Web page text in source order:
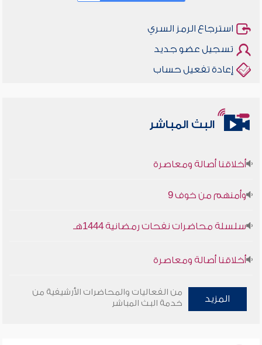
استرجاع الرمز السري
تسجيل عضو جديد
إعادة تفعيل حساب
البث المباشر
أخلاقنا أصالة ومعاصرة
وأمنهم من خوف 9
سلسلة محاضرات نفحات رمضانية 1444هـ
أخلاقنا أصالة ومعاصرة
وأمنهم من خوف 9
المزيد
من الفعاليات والمحاضرات الأرشيفية من
خدمة البث المباشر